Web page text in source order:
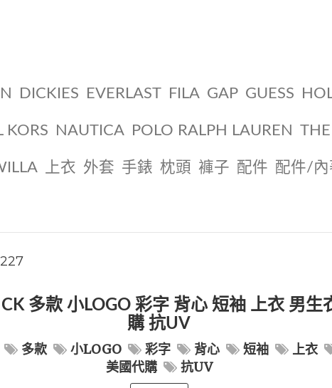
DICKIES EVERLAST FILA GAP GUESS
KORS NAUTICA POLO RALPH LAUREN
上衣 外套 手錶 枕頭 褲子 配件 配件/內
多款 小LOGO 彩字 背心 短袖 上衣 男生
購 抗UV
多款 小LOGO 彩字 背心 短袖 上衣
美國代購
抗UV